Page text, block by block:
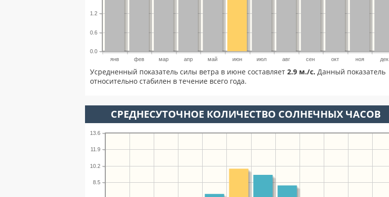
янв фев мар апр май июн июл авг сен окт ноя дек
0.0
0.6
1.2
Усредненный показатель силы ветра в июне составляет 2.9 м./с. Данный показатель
относительно стабилен в течение всего года.
СРЕДНЕСУТОЧНОЕ КОЛИЧЕСТВО СОЛНЕЧНЫХ ЧАСОВ
8.5
10.2
11.9
13.6